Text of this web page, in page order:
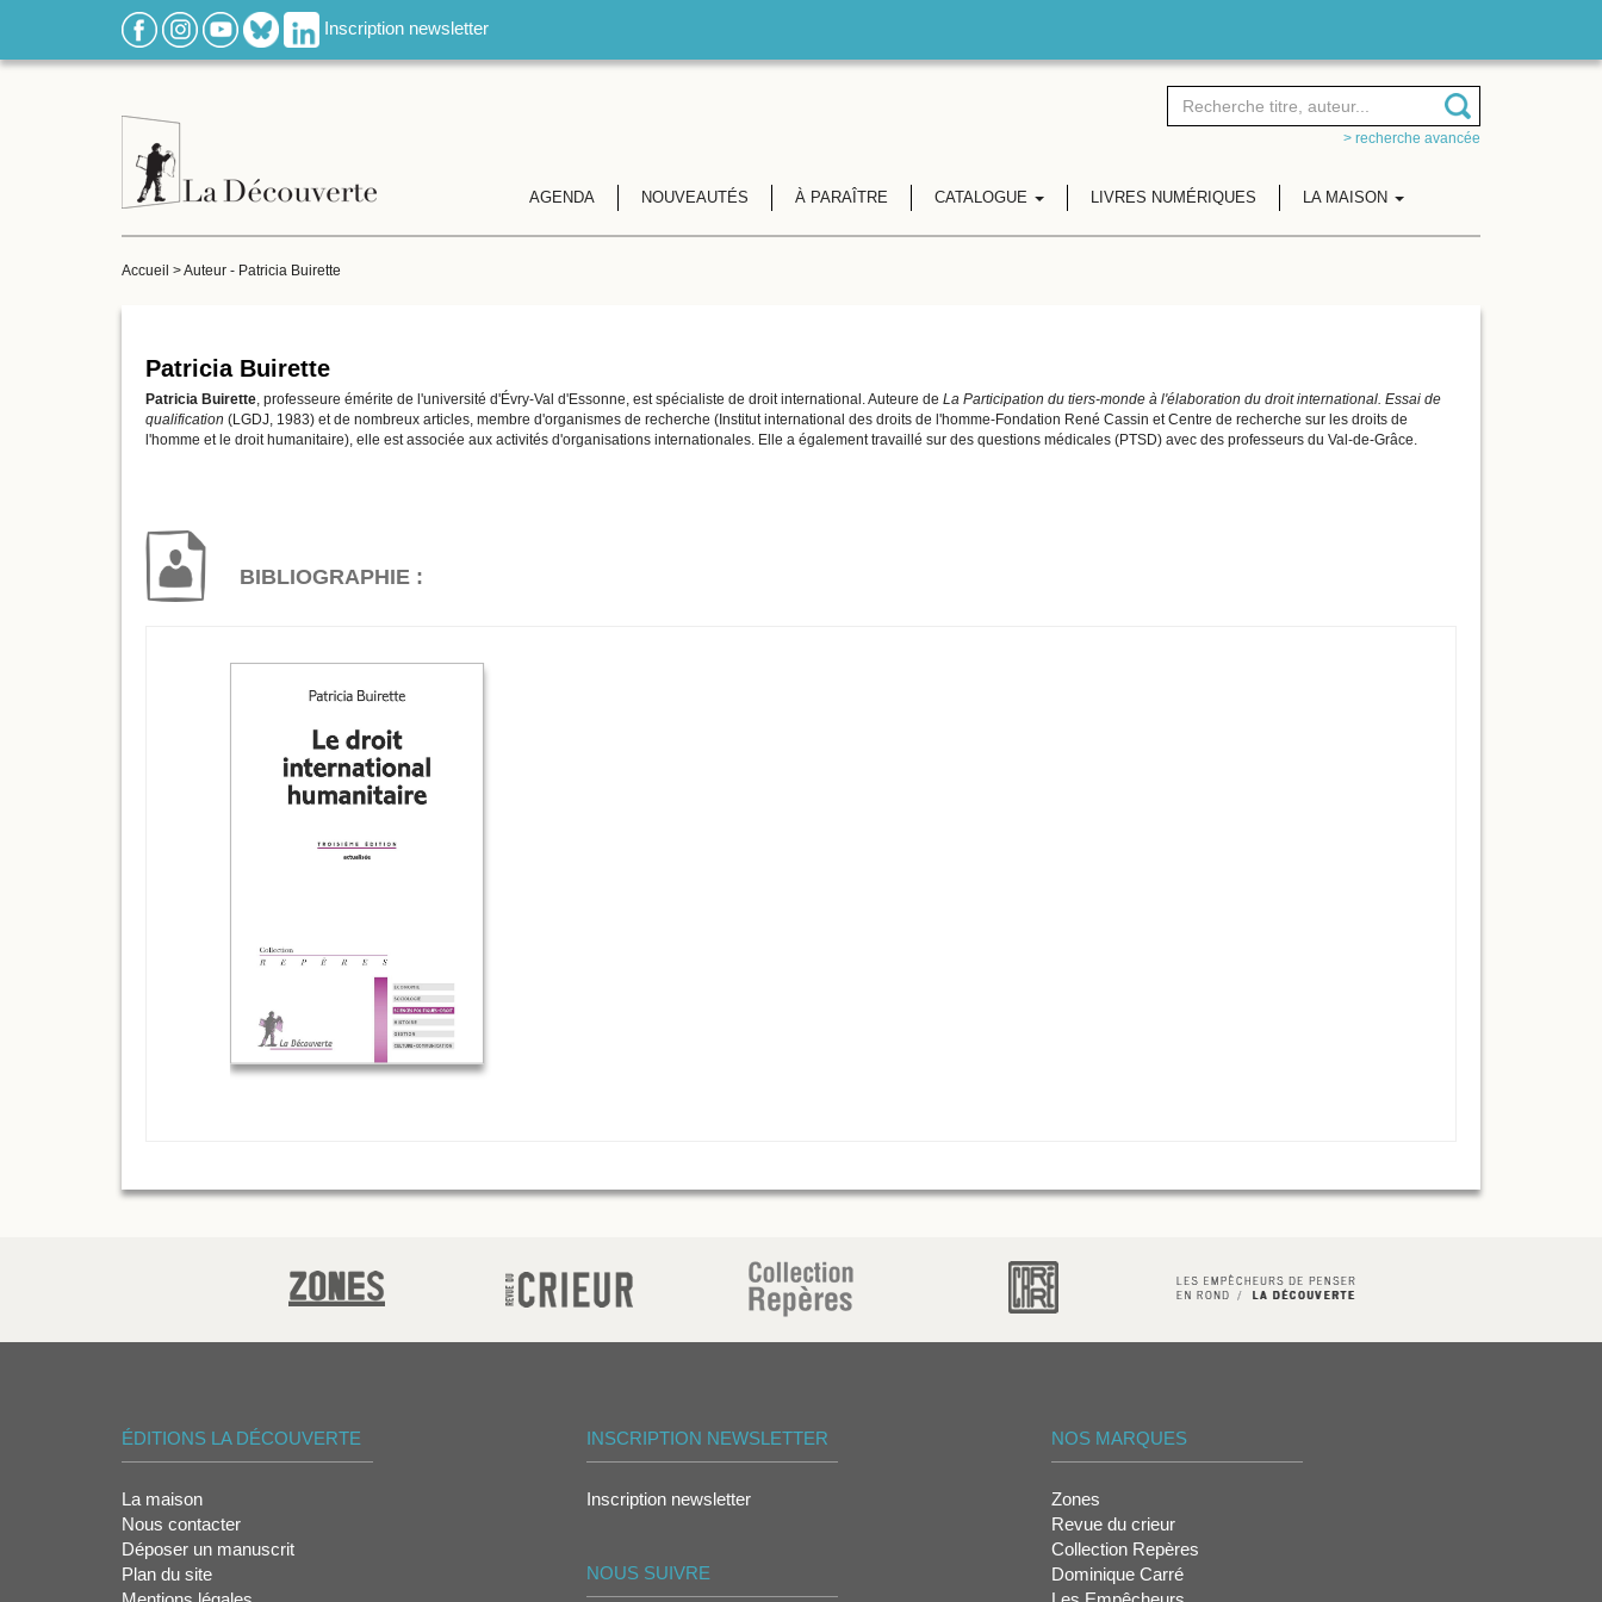
Inscription newsletter
> recherche avancée
AGENDA NOUVEAUTÉS À PARAÎTRE CATALOGUE LIVRES NUMÉRIQUES LA MAISON
Accueil >Auteur - Patricia Buirette
Patricia Buirette
Patricia Buirette, professeure émérite de l'université d'Évry-Val d'Essonne, est spécialiste de droit international. Auteure de La Participation du tiers-monde à l'élaboration du droit international. Essai de
qualification (LGDJ, 1983) et de nombreux articles, membre d'organismes de recherche (Institut international des droits de l'homme-Fondation René Cassin et Centre de recherche sur les droits de
l'homme et le droit humanitaire), elle est associée aux activités d'organisations internationales. Elle a également travaillé sur des questions médicales (PTSD) avec des professeurs du Val-de-Grâce.
BIBLIOGRAPHIE :
ÉDITIONS LA DÉCOUVERTE
La maison
Nous contacter
Déposer un manuscrit
Plan du site
INSCRIPTION NEWSLETTER
Inscription newsletter
NOUS SUIVRE
NOS MARQUES
Zones
Revue du crieur
Collection Repères
Dominique Carré